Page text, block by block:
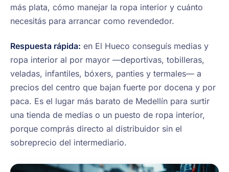
más plata, cómo manejar la ropa interior y cuánto
necesitás para arrancar como revendedor.
Respuesta rápida: en El Hueco conseguís medias y
ropa interior al por mayor —deportivas, tobilleras,
veladas, infantiles, bóxers, panties y termales— a
precios del centro que bajan fuerte por docena y por
paca. Es el lugar más barato de Medellín para surtir
una tienda de medias o un puesto de ropa interior,
porque comprás directo al distribuidor sin el
sobreprecio del intermediario.